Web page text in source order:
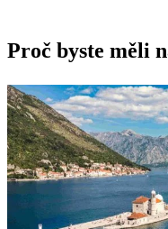
Proč byste měli